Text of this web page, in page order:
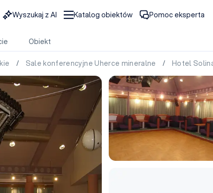
Wyszukaj z AI Katalog obiektów Pomoc eksperta
Obiekt
/ Sale konferencyjne Uherce mineralne / Hotel